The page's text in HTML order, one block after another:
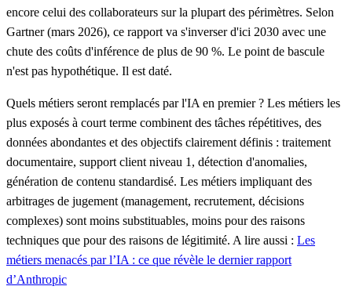
encore celui des collaborateurs sur la plupart des périmètres. Selon
Gartner (mars 2026), ce rapport va s'inverser d'ici 2030 avec une
chute des coûts d'inférence de plus de 90 %. Le point de bascule
n'est pas hypothétique. Il est daté.
Quels métiers seront remplacés par l'IA en premier ? Les métiers les
plus exposés à court terme combinent des tâches répétitives, des
données abondantes et des objectifs clairement définis : traitement
documentaire, support client niveau 1, détection d'anomalies,
génération de contenu standardisé. Les métiers impliquant des
arbitrages de jugement (management, recrutement, décisions
complexes) sont moins substituables, moins pour des raisons
techniques que pour des raisons de légitimité. A lire aussi : Les
métiers menacés par l’IA : ce que révèle le dernier rapport
d’Anthropic